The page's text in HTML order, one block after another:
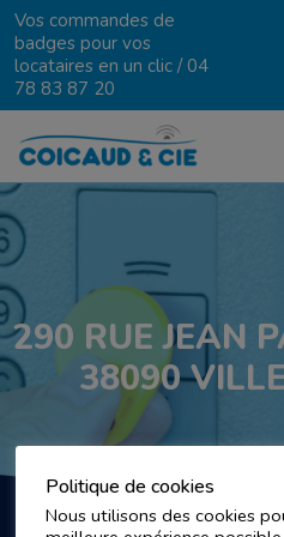
Vos commandes de
badges pour vos
locataires en un clic /04
78 83 87 20
290 RUE JEAN
38090
Politique de cookies
Nous utilisons des cookies